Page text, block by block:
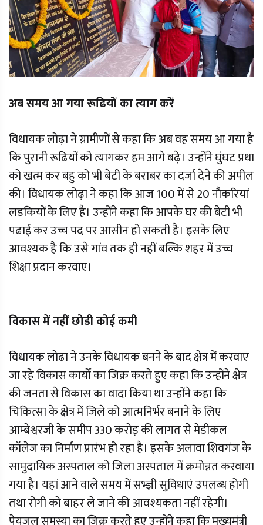
अब समय आ गया रूढियों का त्याग करें
विधायक लोढ़ा ने ग्रामीणों से कहा कि अब वह समय आ गया है
कि पुरानी रूढियों को त्यागकर हम आगे बढ़े। उन्होंने घुंघट प्रथा
को खत्म कर बहु को भी बेटी के बराबर का दर्जा देने की अपील
की। विधायक लोढ़ा ने कहा कि आज 100 में से 20 नौकरियां
लडकियों के लिए है। उन्होंने कहा कि आपके घर की बेटी भी
पढाई कर उच्च पद पर आसीन हो सकती है। इसके लिए
आवश्यक है कि उसे गांव तक ही नहीं बल्कि शहर में उच्च
शिक्षा प्रदान करवाए।
विकास में नहीं छोडी कोई कमी
विधायक लोढा ने उनके विधायक बनने के बाद क्षेत्र में करवाए
जा रहे विकास कार्याे का जिक्र करते हुए कहा कि उन्होंने क्षेत्र
की जनता से विकास का वादा किया था उन्होंने कहा कि
चिकित्सा के क्षेत्र में जिले को आत्मनिर्भर बनाने के लिए
आम्बेश्वरजी के समीप 330 करोड़ की लागत से मेडीकल
कॉलेज का निर्माण प्रारंभ हो रहा है। इसके अलावा शिवगंज के
सामुदायिक अस्पताल को जिला अस्पताल में क्रमोन्नत करवाया
गया है। यहां आने वाले समय में सभ्ज्ञी सुविधाएं उपलब्ध होगी
तथा रोगी को बाहर ले जाने की आवश्यकता नहीं रहेगी।